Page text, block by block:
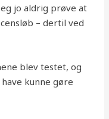
jo aldrig prøve at
– dertil ved
blev testet, og
kunne gøre